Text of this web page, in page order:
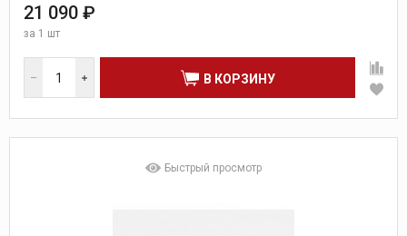
21 090 ₽
за 1 шт
В КОРЗИНУ
Быстрый просмотр